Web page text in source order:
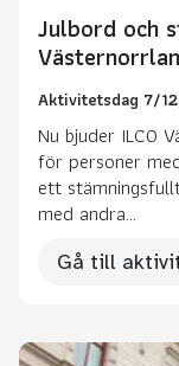
Julbord och
Aktivitetsdag 7/
Nu bjuder ILCO
för personer
ett
med andra...
Gå till